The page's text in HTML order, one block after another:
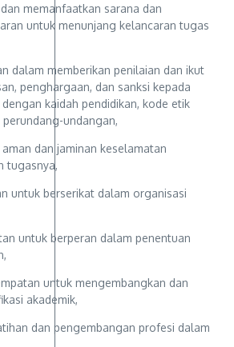
memanfaatkan sarana dan
untuk menunjang kelancaran tugas
dalam memberikan penilaian dan ikut
penghargaan, dan sanksi kepada
kaidah pendidikan, kode etik
undangan,
dan jaminan keselamatan
tugasnya,
untuk berserikat dalam organisasi
untuk berperan dalam penentuan
untuk mengembangkan dan
akademik,
dan pengembangan profesi dalam